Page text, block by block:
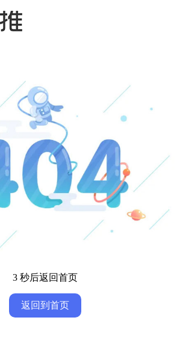
3 秒后返回首页
返回到首页